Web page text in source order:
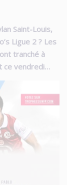
Saint-Louis,
Ligue 2 ? Les
tranché à
ce vendredi…